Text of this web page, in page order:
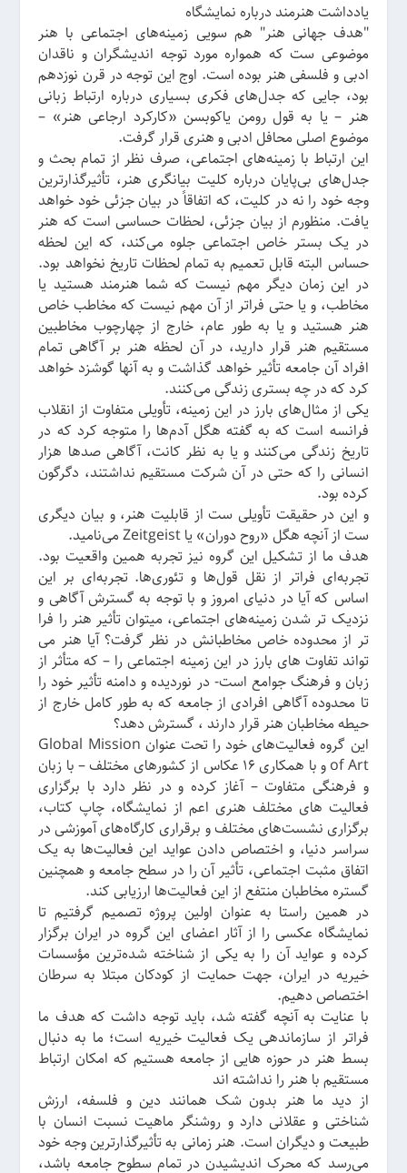
یادداشت هنرمند درباره نمایشگاه
"هدف جهانی هنر" هم سویی زمینه‌های اجتماعی با هنر
موضوعی ست که همواره مورد توجه اندیشگران و ناقدان
ادبی و فلسفی هنر بوده است. اوج این توجه در قرن نوزدهم
بود، جایی که جدل‌های فکری بسیاری درباره ارتباط زبانی
هنر – یا به قول رومن یاکوبسن «کارکرد ارجاعی هنر» –
موضوع اصلی محافل ادبی و هنری قرار گرفت.
این ارتباط با زمینه‌های اجتماعی، صرف نظر از تمام بحث و
جدل‌های بی‌پایان درباره کلیت بیانگری هنر، تأثیرگذارترین
وجه خود را نه در کلیت، که اتفاقاً در بیان جزئی خود خواهد
یافت. منظورم از بیان جزئی، لحظات حساسی است که هنر
در یک بستر خاص اجتماعی جلوه می‌کند، که این لحظه
حساس البته قابل تعمیم به تمام لحظات تاریخ نخواهد بود.
در این زمان دیگر مهم نیست که شما هنرمند هستید یا
مخاطب، و یا حتی فراتر از آن مهم نیست که مخاطب خاص
هنر هستید و یا به طور عام، خارج از چهارچوب مخاطبین
مستقیم هنر قرار دارید، در آن لحظه هنر بر آگاهی تمام
افراد آن جامعه تأثیر خواهد گذاشت و به آنها گوشزد خواهد
کرد که در چه بستری زندگی می‌کنند.
یکی از مثال‌های بارز در این زمینه، تأویلی متفاوت از انقلاب
فرانسه است که به گفته هگل آدم‌ها را متوجه کرد که در
تاریخ زندگی می‌کنند و یا به نظر کانت، آگاهی صدها هزار
انسانی را که حتی در آن شرکت مستقیم نداشتند، دگرگون
کرده بود.
و این در حقیقت تأویلی ست از قابلیت هنر، و بیان دیگری
ست از آنچه هگل «روح دوران» یا Zeitgeist می‌نامید.
هدف ما از تشکیل این گروه نیز تجربه همین واقعیت بود.
تجربه‌ای فراتر از نقل قول‌ها و تئوری‌ها. تجربه‌ای بر این
اساس که آیا در دنیای امروز و با توجه به گسترش آگاهی و
نزدیک تر شدن زمینه‌های اجتماعی، میتوان تأثیر هنر را فرا
تر از محدوده خاص مخاطبانش در نظر گرفت؟ آیا هنر می
تواند تفاوت های بارز در این زمینه اجتماعی را – که متأثر از
زبان و فرهنگ جوامع است- در نوردیده و دامنه تأثیر خود را
تا محدوده آگاهی افرادی از جامعه که به طور کامل خارج از
حیطه مخاطبان هنر قرار دارند ، گسترش دهد؟
این گروه فعالیت‌های خود را تحت عنوان Global Mission
of Art و با همکاری 16 عکاس از کشورهای مختلف – با زبان
و فرهنگی متفاوت – آغاز کرده و در نظر دارد با برگزاری
فعالیت های مختلف هنری اعم از نمایشگاه، چاپ کتاب،
برگزاری نشست‌های مختلف و برقراری کارگاه‌های آموزشی در
سراسر دنیا، و اختصاص دادن عواید این فعالیت‌ها به یک
اتفاق مثبت اجتماعی، تأثیر آن را در سطح جامعه و همچنین
گستره مخاطبان منتفع از این فعالیت‌ها ارزیابی کند.
در همین راستا به عنوان اولین پروژه تصمیم گرفتیم تا
نمایشگاه عکسی را از آثار اعضای این گروه در ایران برگزار
کرده و عواید آن را به یکی از شناخته شده‌ترین مؤسسات
خیریه در ایران، جهت حمایت از کودکان مبتلا به سرطان
اختصاص دهیم.
با عنایت به آنچه گفته شد، باید توجه داشت که هدف ما
فراتر از سازماندهی یک فعالیت خیریه است؛ ما به دنبال
بسط هنر در حوزه هایی از جامعه هستیم که امکان ارتباط
مستقیم با هنر را نداشته اند
از دید ما هنر بدون شک همانند دین و فلسفه، ارزش
شناختی و عقلانی دارد و روشنگر ماهیت نسبت انسان با
طبیعت و دیگران است. هنر زمانی به تأثیرگذارترین وجه خود
می‌رسد که محرک اندیشیدن در تمام سطوح جامعه باشد،